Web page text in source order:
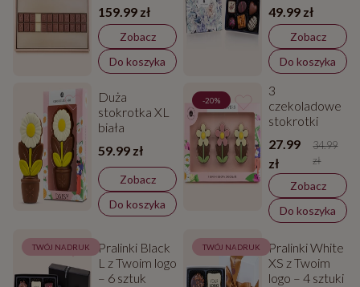
159.99 zł
Zobacz
Do koszyka
Delights – 6
sztuk
49.99 zł
Zobacz
Do koszyka
Duża
stokrotka XL
biała
59.99 zł
Zobacz
Do koszyka
-20%
3
czekoladowe
stokrotki
27.99
zł
34.99
zł
Zobacz
Do koszyka
TWÓJ NADRUK
Pralinki Black
L z Twoim logo
– 6 sztuk
TWÓJ NADRUK
Pralinki White
XS z Twoim
logo – 4 sztuki